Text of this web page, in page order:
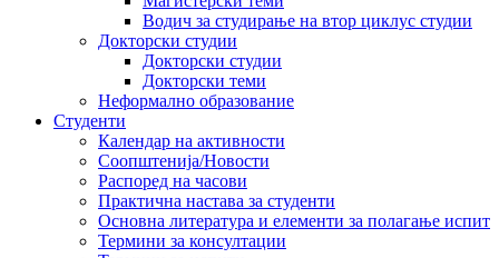
Водич за студирање на втор циклус студии
Докторски студии
Докторски студии
Докторски теми
Неформално образование
Студенти
Календар на активности
Соопштенија/Новости
Распоред на часови
Практична настава за студенти
Основна литература и елементи за полагање испит
Термини за консултации